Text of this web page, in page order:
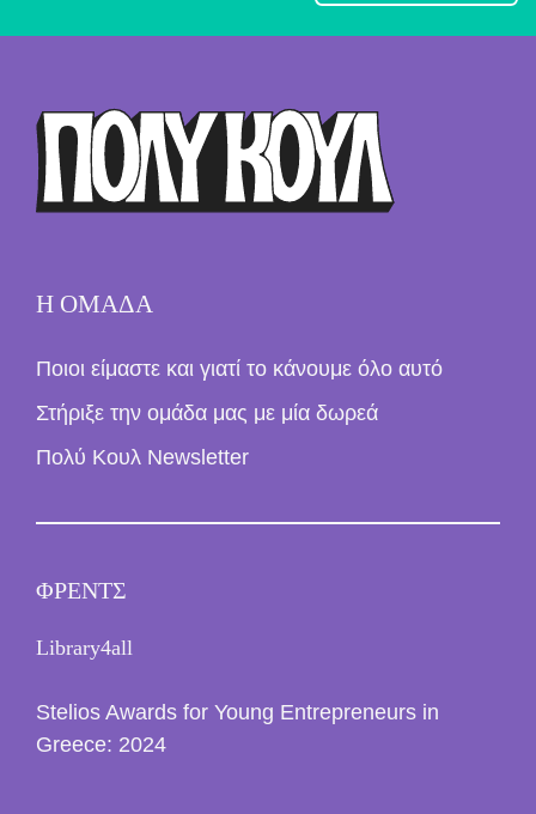
ή
Η ΟΜΑΔΑ
Ποιοι είμαστε και γιατί το κάνουμε όλο αυτό
Στήριξε την ομάδα μας με μία δωρεά
Πολύ Κουλ Newsletter
ΦΡΕΝΤΣ
Library4all
Stelios Awards for Young Entrepreneurs in
Greece: 2024